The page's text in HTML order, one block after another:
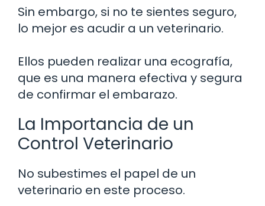
Sin embargo, si no te sientes seguro,
lo mejor es acudir a un veterinario.
Ellos pueden realizar una ecografía,
que es una manera efectiva y segura
de confirmar el embarazo.
La Importancia de un
Control Veterinario
No subestimes el papel de un
veterinario en este proceso.